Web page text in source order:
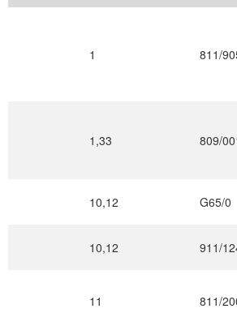
1 811/
1,33 809/
10,12 G65/0
10,12 911/
11 811/